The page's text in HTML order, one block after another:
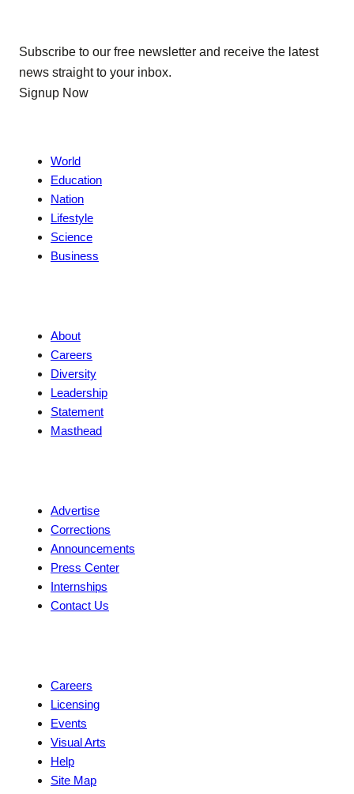
Subscribe to our free newsletter and receive the latest
news straight to your inbox.
Signup Now
World
Education
Nation
Lifestyle
Science
Business
About
Careers
Diversity
Leadership
Statement
Masthead
Advertise
Corrections
Announcements
Press Center
Internships
Contact Us
Careers
Licensing
Events
Visual Arts
Help
Site Map